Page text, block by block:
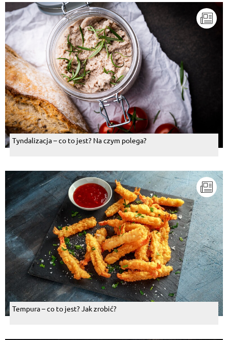
Tyndalizacja – co to jest? Na czym polega?
Tempura – co to jest? Jak zrobić?